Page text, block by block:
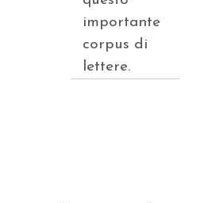
importante
corpus di
lettere.